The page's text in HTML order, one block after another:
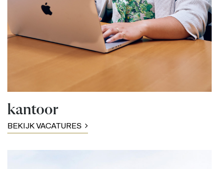
kantoor
BEKIJK VACATURES